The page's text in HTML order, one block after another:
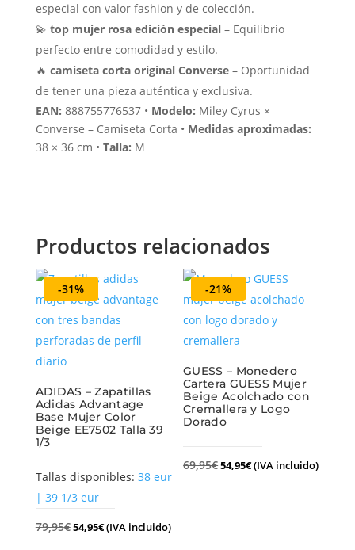
especial con valor fashion y de colección.
💫 top mujer rosa edición especial– Equilibrio
perfecto entre comodidad y estilo.
🔥 camiseta corta original Converse– Oportunidad
de tener una pieza auténtica y exclusiva.
EAN: 888755776537 • Modelo: Miley Cyrus ×
Converse – Camiseta Corta • Medidas aproximadas:
38 × 36 cm • Talla: M
Productos relacionados
-31%
ADIDAS – Zapatillas
Adidas Advantage
Base Mujer Color
Beige EE7502 Talla 39
1/3
Tallas disponibles: 38 eur
| 39 1/3 eur
79,95€54,95€(IVA incluido)
-21%
GUESS – Monedero
Cartera GUESS Mujer
Beige Acolchado con
Cremallera y Logo
Dorado
69,95€54,95€(IVA incluido)